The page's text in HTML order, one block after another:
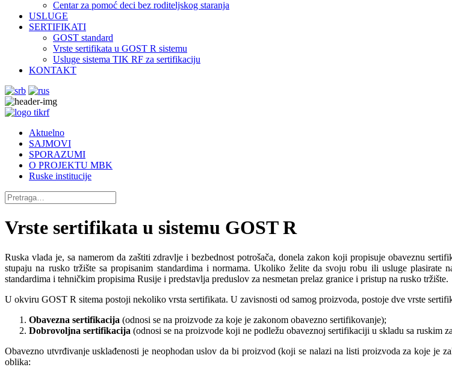
Centar za pomoć deci bez roditeljskog staranja
USLUGE
SERTIFIKATI
GOST standard
Vrste sertifikata u GOST R sistemu
Usluge sistema TIK RF za sertifikaciju
KONTAKT
Aktuelno
SAJMOVI
SPORAZUMI
O PROJEKTU MBK
Ruske institucije
Vrste sertifikata u sistemu GOST R
Ruska vlada je, sa namerom da zaštiti zdravlje i bezbednost potrošača, donela zakon koji propisuje obaveznu
stupaju na rusko tržište sa propisanim standardima i normama. Ukoliko želite da svoju robu ili usluge
standardima i tehničkim propisima Rusije i predstavlja preduslov za nesmetan prelaz granice i pristup na rusko tržište.
U okviru GOST R sitema postoji nekoliko vrsta sertifikata. U zavisnosti od samog proizvoda, postoje dve vrste
Obavezna sertifikacija (odnosi se na proizvode za koje je zakonom obavezno sertifikovanje);
Dobrovoljna sertifikacija (odnosi se na proizvode koji ne podležu obaveznoj sertifikaciji u skladu sa ruskim
Obavezno utvrđivanje usklađenosti je neophodan uslov da bi proizvod (koji se nalazi na listi proizvoda za koje je
oblika: